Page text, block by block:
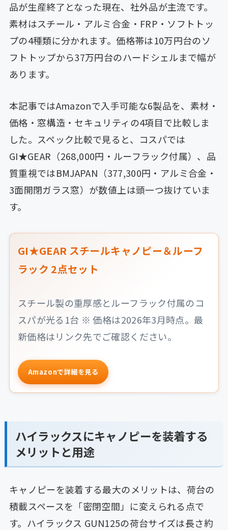
品が生産終了となった現在、社外品が主流です。
素材はスチール・アルミ合金・FRP・ソフトトッ
プの4種類に分かれます。価格帯は10万円台のソ
フトトップから37万円台のハードシェルまで幅が
あります。
本記事ではAmazonで入手可能な6製品を、素材・
価格・窓構造・セキュリティの4項目で比較しま
した。スペック比較で見ると、コスパでは
GI★GEAR（268,000円・ルーフラック付属）、品
質重視ではBMJAPAN（377,300円・アルミ合金・
3面開閉ガラス窓）が数値上は頭一つ抜けていま
す。
GI★GEAR スチールキャノピー＆ルーフ
ラック 2点セット
スチール製の重厚感とルーフラック付属のコ
スパが光る1台 ※ 価格は2026年3月時点。最
新価格はリンク先でご確認ください。
Amazonで詳細を見る
ハイラックスにキャノピーを装着する
メリットと用途
キャノピーを装着する最大のメリットは、荷台の
積載スペースを「密閉空間」に変えられる点で
す。ハイラックス GUN125の荷台サイズは長さ約